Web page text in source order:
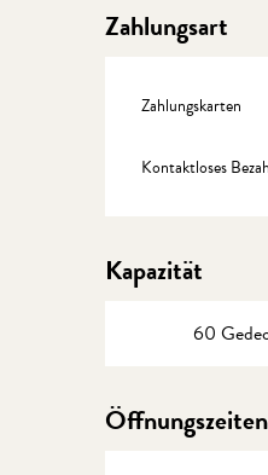
Zahlungsart
Zahlungskarten
Kontaktloses
Kapazität
60
Öffnungszeiten